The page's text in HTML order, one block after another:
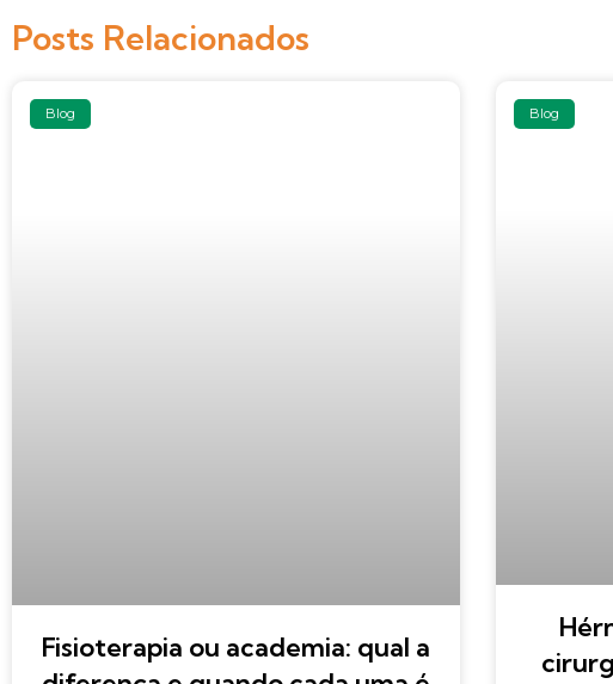
Posts Relacionados
Blog
Fisioterapia ou academia: qual a
Blog